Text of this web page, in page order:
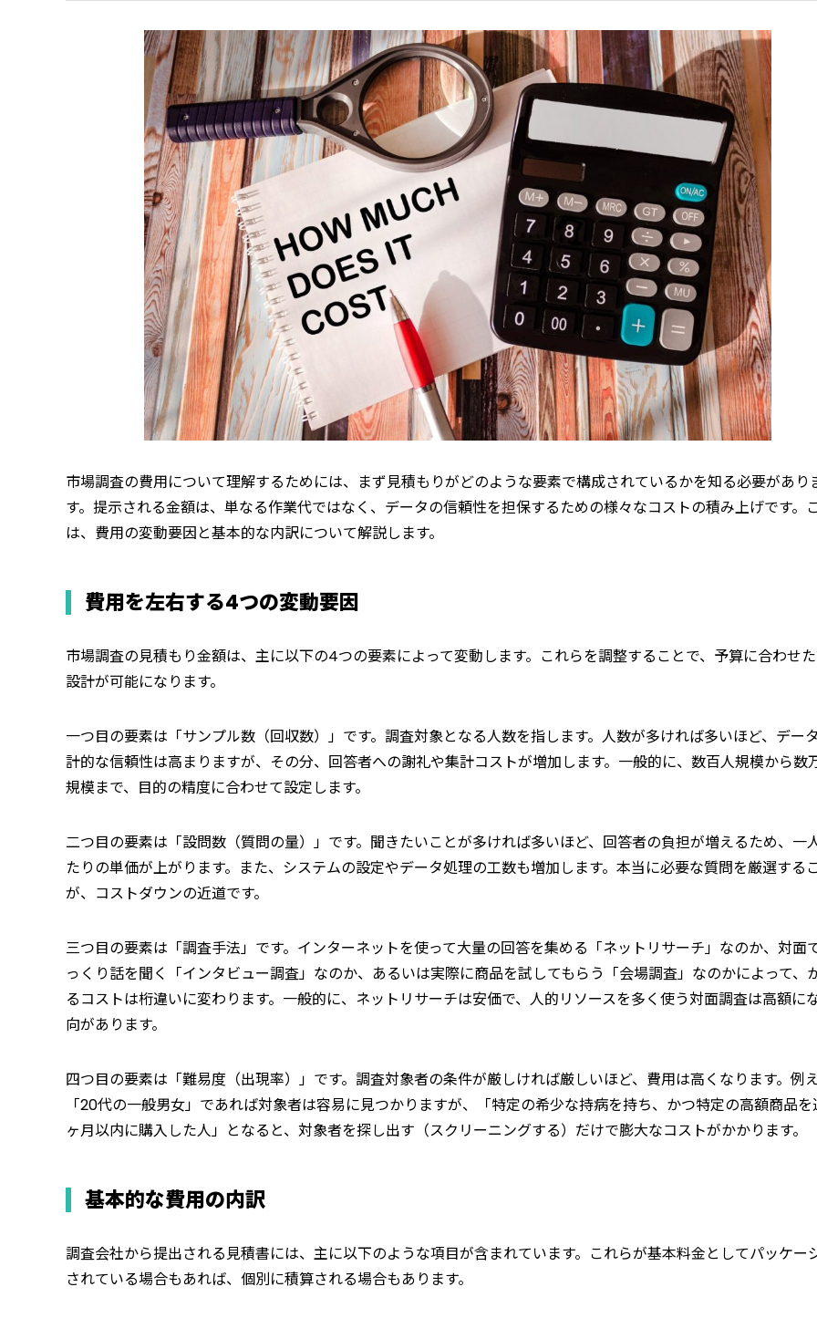
市場調査の費用について理解するためには、まず見積もりがどのような要素で構成されているかを知る必要があり
す。提示される金額は、単なる作業代ではなく、データの信頼性を担保するための様々なコストの積み上げです。
は、費用の変動要因と基本的な内訳について解説します。
費用を左右する4つの変動要因
市場調査の見積もり金額は、主に以下の4つの要素によって変動します。これらを調整することで、予算に合わせ
設計が可能になります。
一つ目の要素は「サンプル数（回収数）」です。調査対象となる人数を指します。人数が多ければ多いほど、デー
計的な信頼性は高まりますが、その分、回答者への謝礼や集計コストが増加します。一般的に、数百人規模から数
規模まで、目的の精度に合わせて設定します。
二つ目の要素は「設問数（質問の量）」です。聞きたいことが多ければ多いほど、回答者の負担が増えるため、一
たりの単価が上がります。また、システムの設定やデータ処理の工数も増加します。本当に必要な質問を厳選する
が、コストダウンの近道です。
三つ目の要素は「調査手法」です。インターネットを使って大量の回答を集める「ネットリサーチ」なのか、対面
っくり話を聞く「インタビュー調査」なのか、あるいは実際に商品を試してもらう「会場調査」なのかによって、
るコストは桁違いに変わります。一般的に、ネットリサーチは安価で、人的リソースを多く使う対面調査は高額に
向があります。
四つ目の要素は「難易度（出現率）」です。調査対象者の条件が厳しければ厳しいほど、費用は高くなります。例
「20代の一般男女」であれば対象者は容易に見つかりますが、「特定の希少な持病を持ち、かつ特定の高額商品
ヶ月以内に購入した人」となると、対象者を探し出す（スクリーニングする）だけで膨大なコストがかかります。
基本的な費用の内訳
調査会社から提出される見積書には、主に以下のような項目が含まれています。これらが基本料金としてパッケー
されている場合もあれば、個別に積算される場合もあります。